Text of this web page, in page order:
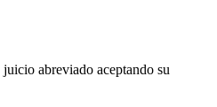
juicio abreviado aceptando su